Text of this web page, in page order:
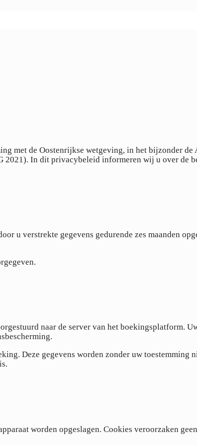
met de Oostenrijkse wetgeving, in het bijzonder de
2021). In dit privacybeleid informeren wij u over de
u verstrekte gegevens gedurende zes maanden
naar de server van het boekingsplatform.
Deze gegevens worden zonder uw toestemming
worden opgeslagen. Cookies veroorzaken